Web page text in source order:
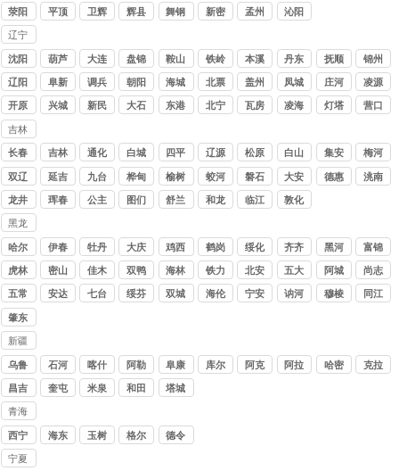
峡
荥阳
平顶
卫辉 辉县 舞钢 新密 孟州 沁阳
辽宁
讨债
公司
沈阳
葫芦
岛
大连 盘锦 鞍山 铁岭 本溪 丹东 抚顺 锦州
辽阳 阜新
调兵
山
朝阳 海城 北票 盖州 凤城 庄河 凌源
开原 兴城 新民
大石
东港 北宁
瓦房
凌海 灯塔 营口
吉林
讨债
公司
长春 吉林 通化 白城 四平 辽源 松原 白山 集安
梅河
口
双辽 延吉 九台 桦甸 榆树 蛟河 磐石 大安 德惠 洮南
龙井 珲春
公主
图们 舒兰 和龙 临江 敦化
黑龙
江讨
债公
司
哈尔
滨
伊春
牡丹
江
大庆 鸡西 鹤岗 绥化
齐齐
哈尔
黑河 富锦
虎林 密山
佳木
斯
双鸭
山
海林 铁力 北安
五大
连池
阿城 尚志
五常 安达
七台
绥芬
双城 海伦 宁安 讷河 穆棱 同江
肇东
新疆
讨债
公司
乌鲁
木齐
石河
子
喀什
阿勒
泰
阜康
库尔
阿克
阿拉
哈密
克拉
昌吉 奎屯 米泉 和田 塔城
青海
讨债
公司
西宁 海东 玉树
格尔
德令
宁夏